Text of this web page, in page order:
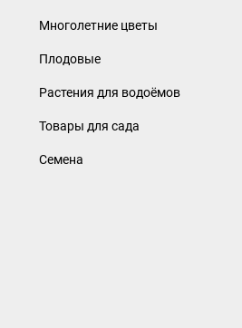
Многолетние цветы
Плодовые
Растения для водоёмов
Товары для сада
Семена